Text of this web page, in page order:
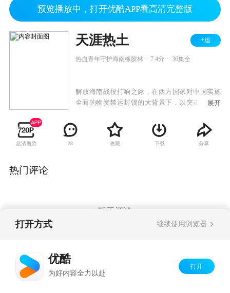
预览播放中，打开优酷APP看高清完整版
天涯热土 +追
热血青年守护海南橡胶林 7.4分 36集全
解放海南战役打响之际，在西方国家对中国实施
全面的物资禁运封锁的大背景下，以突击队队长
人，为完成首长的特殊任务，成为了海南橡胶林
的第一代建设者和守护者，一边与敌对势力作斗
争，一边在这片橡胶林挥洒着自己的青春热血，
展开
超清画质 28 收藏 下载 分享
热门评论
暂无评论
打开方式 继续使用浏览器
优酷
为好内容全力以赴
打开